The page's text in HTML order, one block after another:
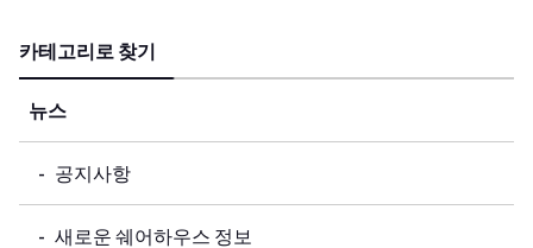
카테고리로 찾기
뉴스
공지사항
새로운 쉐어하우스 정보